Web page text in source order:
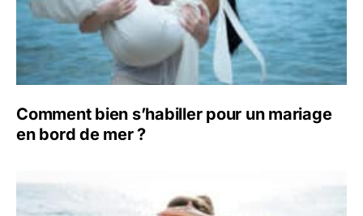
Comment bien s’habiller pour un mariage
en bord de mer ?